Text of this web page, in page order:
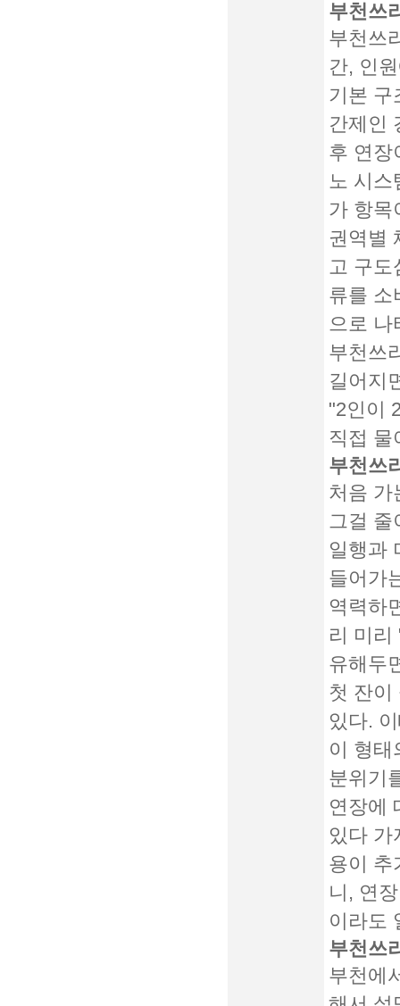
부천쓰
부천쓰
간, 인
기본
간제인
후 연장
노 시스
가 항목
권역별
고 구도
류를 소
으로 나
부천쓰
길어지
"2인이
직접 물
부천쓰
처음 가
그걸 줄
일행과
들어가
역력하
리 미리
유해두
첫 잔이
있다.
이 형태
분위기
연장에
있다 가
용이 추
니, 연
이라도
부천쓰
부천에